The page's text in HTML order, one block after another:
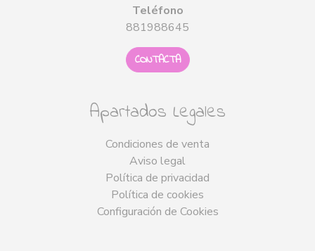
Teléfono
881988645
CONTACTA
Apartados Legales
Condiciones de venta
Aviso legal
Política de privacidad
Política de cookies
Configuración de Cookies